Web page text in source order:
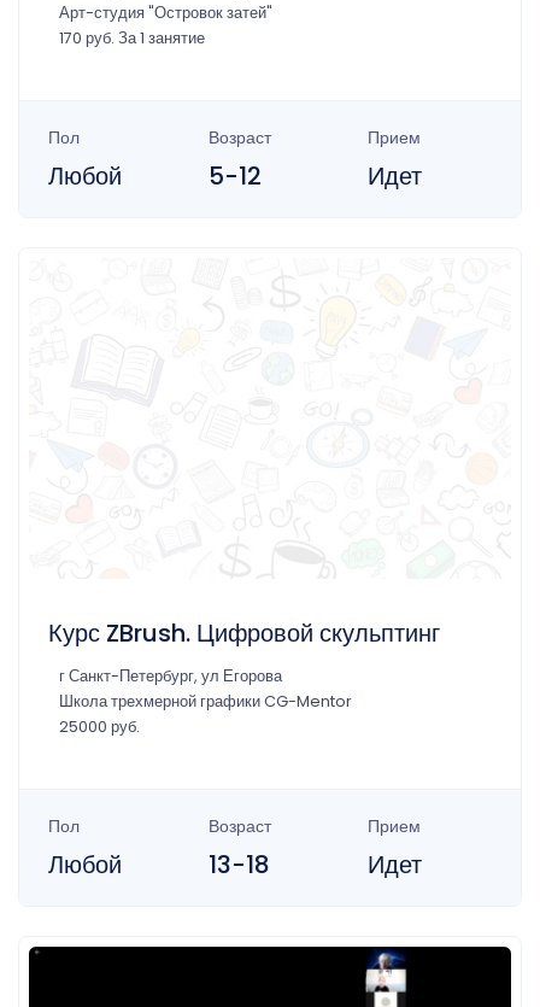
Арт-студия "Островок затей"
170 руб. За 1 занятие
Пол
Любой
Возраст
5-12
Прием
Идет
Курс ZBrush. Цифровой скульптинг
г Санкт-Петербург, ул Егорова
Школа трехмерной графики CG-Mentor
25000 руб.
Пол
Любой
Возраст
13-18
Прием
Идет